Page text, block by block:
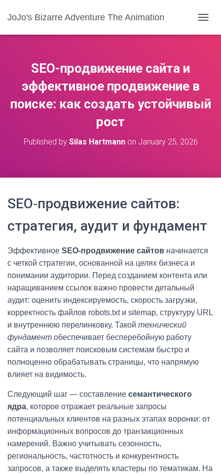
JoJo's Bizarre Adventure The Animation
O
V
I
SEO-продвижение сайта и
эффективное продвижение в
поиске: как создать устойчивый
рост
Published by Silas Hartmannon January 25, 2026
SEO‑продвижение сайтов:
стратегия, аудит и фундамент
Эффективное SEO‑продвижение сайтов начинается
с четкой стратегии, основанной на целях бизнеса и
понимании аудитории. Перед созданием контента или
наращиванием ссылок важно провести детальный
аудит: оценить индексируемость, скорость загрузки,
корректность файлов robots.txt и sitemap, структуру URL
и внутреннюю перелинковку. Такой технический
фундамент обеспечивает бесперебойную работу
сайта и позволяет поисковым системам быстро и
полноценно обрабатывать страницы, что напрямую
влияет на видимость.
Следующий шаг — составление семантического
ядра, которое отражает реальные запросы
потенциальных клиентов на разных этапах воронки: от
информационных вопросов до транзакционных
намерений. Важно учитывать сезонность,
региональность, частотность и конкурентность
запросов, а также выделять кластеры по тематикам. На